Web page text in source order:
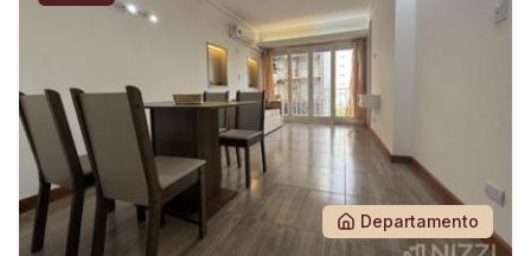
Departamento